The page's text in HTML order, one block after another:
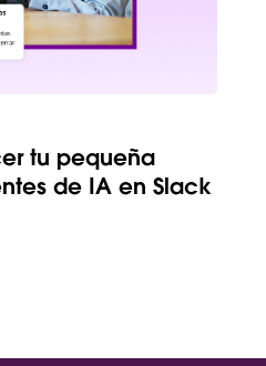
tu pequeña
de IA en Slack